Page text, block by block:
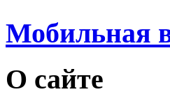
Мобильная
О сайте